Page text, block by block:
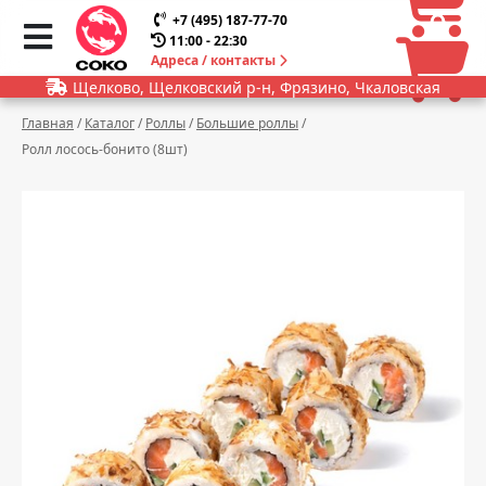
+7 (495) 187-77-70
11:00 - 22:30
Адреса / контакты
0
0
Щелково, Щелковский р-н, Фрязино, Чкаловская
Главная / Каталог/ Роллы/ Большие роллы/
Ролл лосось-бонито (8шт)